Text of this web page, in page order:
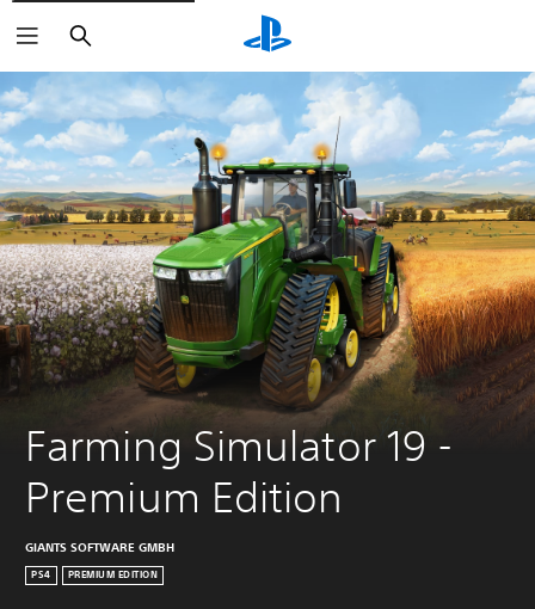
Haku
Farming Simulator 19 -
Premium Edition
GIANTS SOFTWARE GMBH
PS4 PREMIUM EDITION